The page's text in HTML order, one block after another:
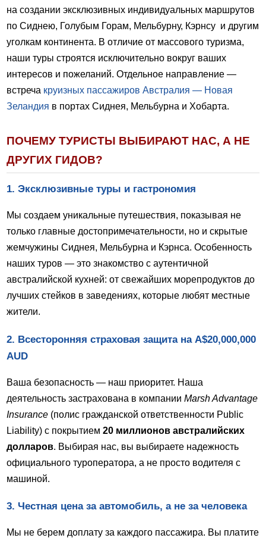
на создании эксклюзивных индивидуальных маршрутов
по Сиднею, Голубым Горам, Мельбурну, Кэрнсу и другим
уголкам континента. В отличие от массового туризма,
наши туры строятся исключительно вокруг ваших
интересов и пожеланий. Отдельное направление —
встреча круизных пассажиров Австралия — Новая
Зеландия в портах Сиднея, Мельбурна и Хобарта.
ПОЧЕМУ ТУРИСТЫ ВЫБИРАЮТ НАС, А НЕ
ДРУГИХ ГИДОВ?
1. Эксклюзивные туры и гастрономия
Мы создаем уникальные путешествия, показывая не
только главные достопримечательности, но и скрытые
жемчужины Сиднея, Мельбурна и Кэрнса. Особенность
наших туров — это знакомство с аутентичной
австралийской кухней: от свежайших морепродуктов до
лучших стейков в заведениях, которые любят местные
жители.
2. Всесторонняя страховая защита на A$20,000,000
AUD
Ваша безопасность — наш приоритет. Наша
деятельность застрахована в компании Marsh Advantage
Insurance (полис гражданской ответственности Public
Liability) с покрытием 20 миллионов австралийских
долларов. Выбирая нас, вы выбираете надежность
официального туроператора, а не просто водителя с
машиной.
3. Честная цена за автомобиль, а не за человека
Мы не берем доплату за каждого пассажира. Вы платите